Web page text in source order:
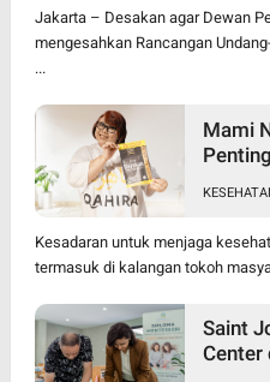
Jakarta – Desakan agar Dewan
mengesahkan Rancangan
...
Mami
Alami
benjolan
Kesadaran untuk menjaga
termasuk di kalangan tokoh
Saint
Center